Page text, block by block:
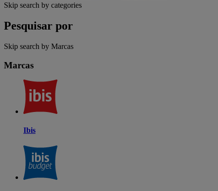
Skip search by categories
Pesquisar por
Skip search by Marcas
Marcas
Ibis